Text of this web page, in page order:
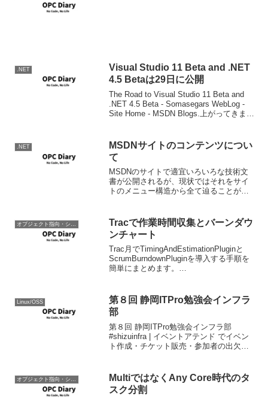
.NET
Visual Studio 11 Beta and .NET
4.5 Betaは29日に公開
The Road to Visual Studio 11 Beta and
.NET 4.5 Beta - Somasegars WebLog -
Site Home - MSDN Blogs.上がってきます
.NET
MSDNサイトのコンテンツについ
て
MSDNのサイトで適宜いろいろな技術文
書が公開されるが、現状ではそれをサイ
トのメニュー構造から全て辿ることがで
はその文書に行き着くことができるのだ
が、その後その文書を...
オブジェクト指向・システム開発
Tracで作業時間収集とバーンダウ
ンチャート
Trac月でTimingAndEstimationPluginと
ScrumBurndownPluginを導入する手順を
簡単にまとめます。
Linux/OSS
第８回 静岡ITPro勉強会インフラ
部
第８回 静岡ITPro勉強会インフラ部
#shizuinfra | イベントアテンド でイベン
ト作成・チケット販売・参加者の出欠管
で使われる二次元の基礎知識...
MultiではなくAny Core時代のタ
スク分割